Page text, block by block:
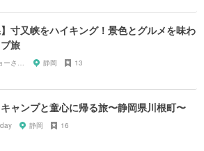
】寸又峡をハイキング！景色とグルメを味わ
旅
トーキョーさんぽ 静岡 13
ャンプと童心に帰る旅〜静岡県川根町〜
静岡 16